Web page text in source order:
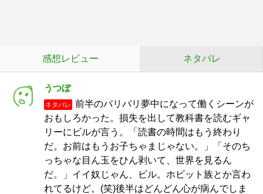
感想レビュー ネタバレ
うつぼ
ネタバレ
前半のバリバリ夢中になって働くシーンが
おもしろかった。損失を出して教科書を読むギャ
リーにビルが言う。「読書の時間はもう終わり
だ。お前はもうお子ちゃまじゃない。」「そのち
っちゃな目ん玉をひん剥いて、世界を見るん
だ。」イイ奴じゃん、ビル。ホビット族とか言わ
れてるけど。(笑)後半はどんどん心が病んでしま